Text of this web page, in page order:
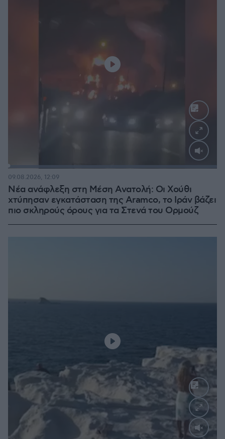
Νέα ανάφλεξη στη Μέση Ανατολή: Οι Χούθι
χτύπησαν εγκατάσταση της Aramco, το Ιράν βάζει
πιο σκληρούς όρους για τα Στενά του Ορμούζ
09.08.2026, 12:09